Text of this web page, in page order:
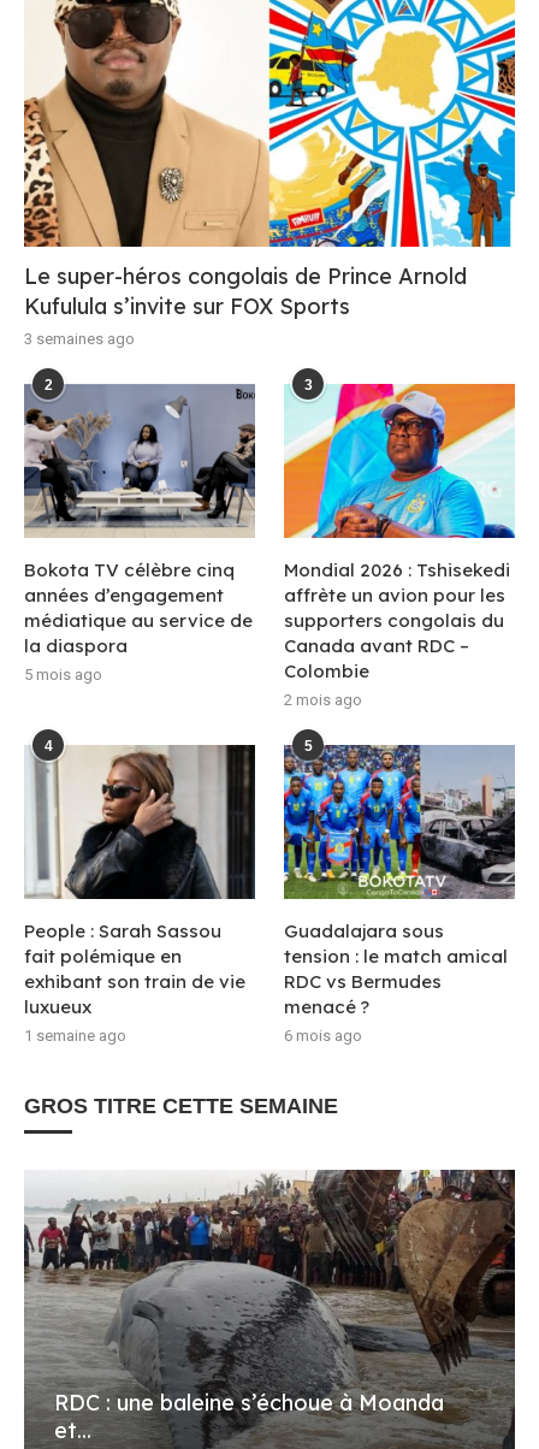
Le super-héros congolais de Prince Arnold
Kufulula s’invite sur FOX Sports
3 semaines ago
2
Bokota TV célèbre cinq
années d’engagement
médiatique au service de
la diaspora
5 mois ago
3
Mondial 2026 : Tshisekedi
affrète un avion pour les
supporters congolais du
Canada avant RDC –
Colombie
2 mois ago
4
People : Sarah Sassou
fait polémique en
exhibant son train de vie
luxueux
1 semaine ago
5
Guadalajara sous
tension : le match amical
RDC vs Bermudes
menacé ?
6 mois ago
GROS TITRE CETTE SEMAINE
RDC : une baleine s’échoue à Moanda
et...